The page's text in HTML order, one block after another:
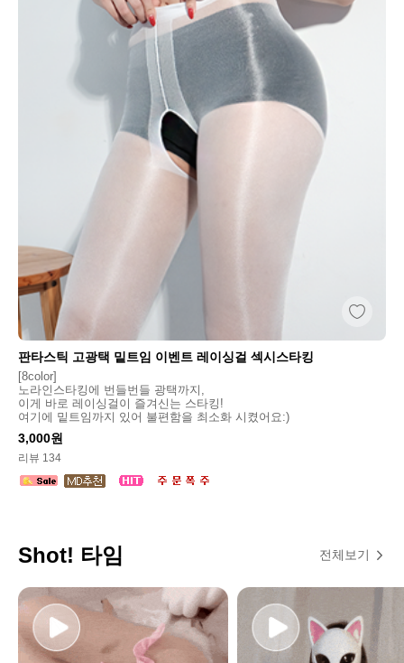
판타스틱 고광택 밑트임 이벤트 레이싱걸 섹시스타킹
[8color]
노라인스타킹에 번들번들 광택까지,
이게 바로 레이싱걸이 즐겨신는 스타킹!
여기에 밑트임까지 있어 불편함을 최소화 시켰어요:)
3,000원
리뷰 134
Shot! 타임 전체보기